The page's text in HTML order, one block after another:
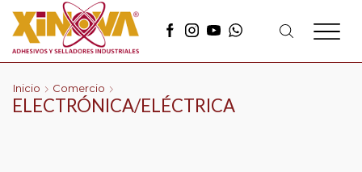
Inicio Comercio
ELECTRÓNICA/ELÉCTRICA